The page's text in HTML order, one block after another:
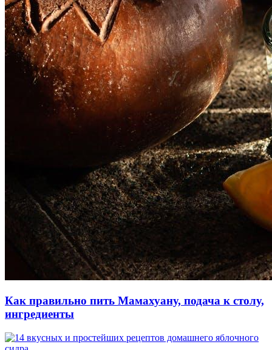
Как правильно пить Мамахуану, подача к столу,
ингредиенты